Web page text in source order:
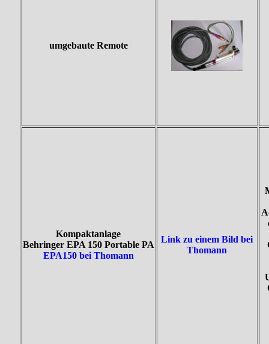
umgebaute Remote
Kompaktanlage
Behringer EPA 150 Portable PA
EPA150 bei Thomann
Link zu einem Bild bei
Thomann